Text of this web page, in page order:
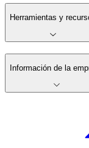
Herramientas y
Información de la